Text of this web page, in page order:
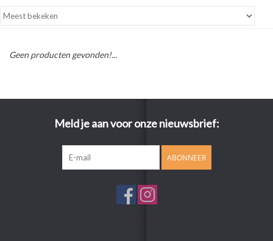
Geen producten gevonden!...
Meld je aan voor onze nieuwsbrief:
ABONNEER